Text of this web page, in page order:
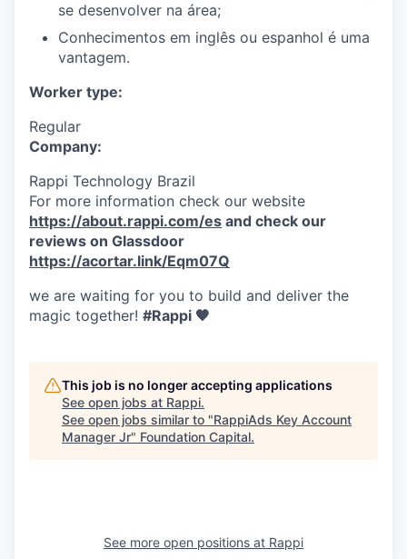
se desenvolver na área;
Conhecimentos em inglês ou espanhol é uma
vantagem.
Worker type:
Regular
Company:
Rappi Technology Brazil
For more information check our website
https://about.rappi.com/es and check our
reviews on Glassdoor
https://acortar.link/Eqm07Q
we are waiting for you to build and deliver the
magic together! #Rappi 🧡
This job is no longer accepting applications
See open jobs at Rappi.
See open jobs similar to "RappiAds Key Account
Manager Jr" Foundation Capital.
See more open positions at Rappi